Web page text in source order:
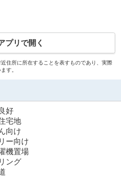
プリで開く
住所に所在することを表すものであり、実際
す。
好
宅地
向け
ー向け
機置場
ング